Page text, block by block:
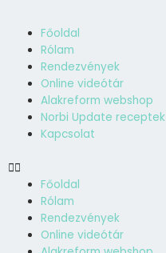
content
Főoldal
Rólam
Rendezvények
Online videótár
Alakreform webshop
Norbi Update receptek
Kapcsolat
Menü
Főoldal
Rólam
Rendezvények
Online videótár